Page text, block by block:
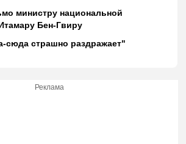
министру национальной
Бен-Гвиру
сюда страшно раздражает"
Реклама